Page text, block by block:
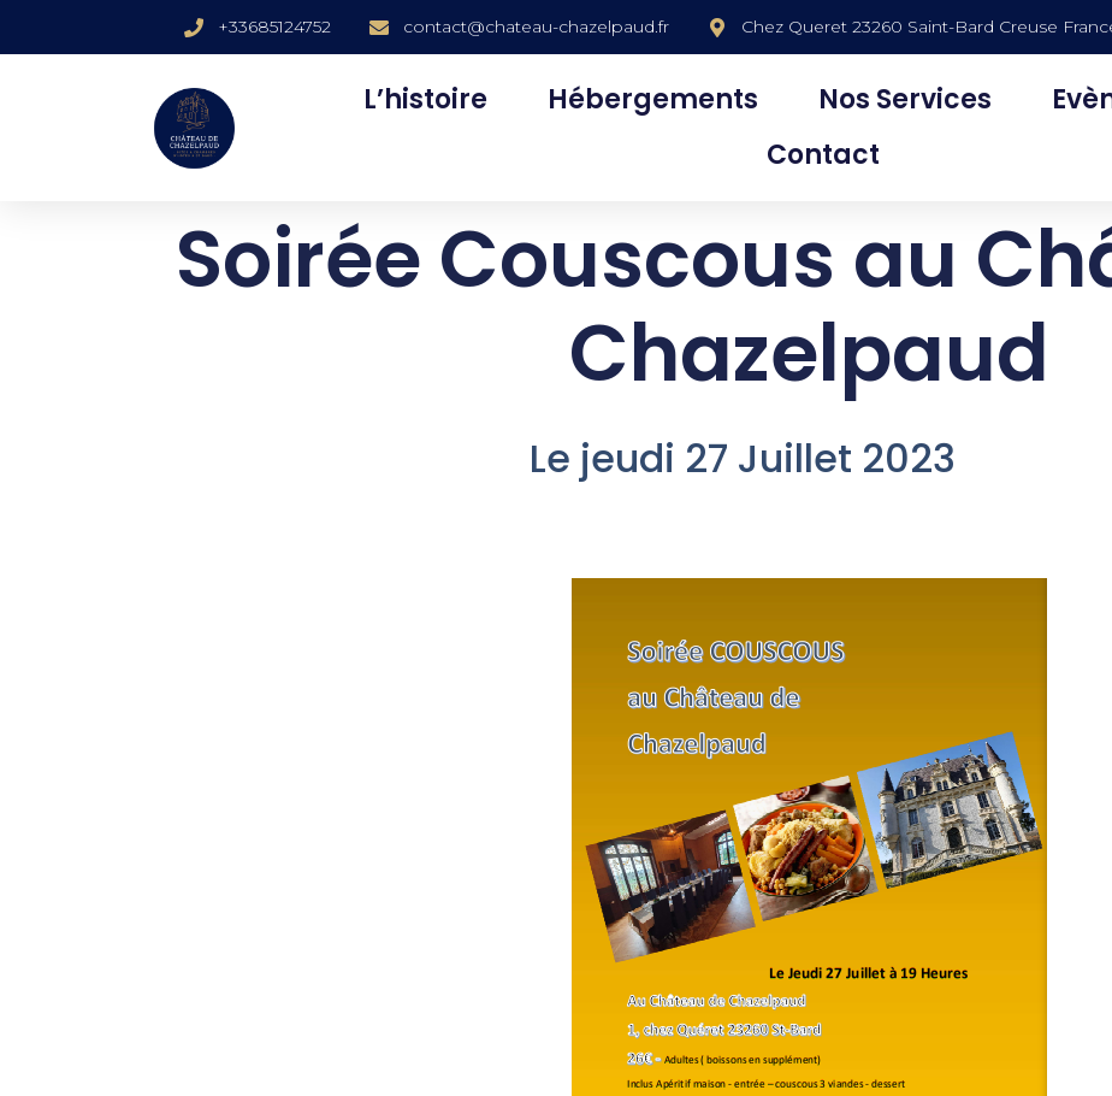
+33685124752 contact@chateau-chazelpaud.fr Chez Queret 23260 Saint-Bard Creuse
L’histoire Hébergements Nos Services
Contact
Soirée Couscous au
Chazelpaud
Le jeudi 27 Juillet 2023